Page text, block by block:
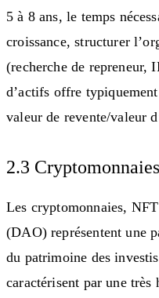
5 à 8 ans, le temps
croissance, structurer
(recherche de repreneur,
d’actifs offre
valeur de revente/valeur
2.3
Les cryptomonnaies,
(DAO) représentent une
du patrimoine des
caractérisent par une